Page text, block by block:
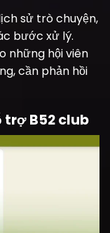
sử trò chuyện,
bước xử lý.
những hội viên
cần phản hồi
B52 club